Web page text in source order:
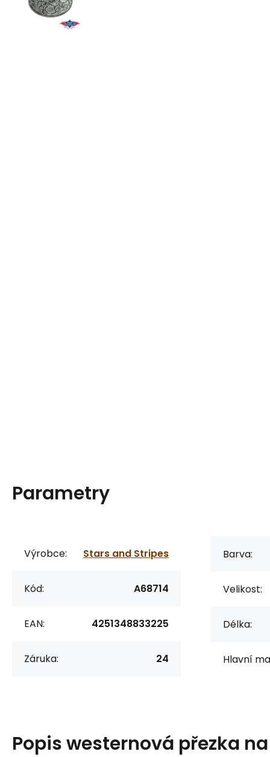
Parametry
Výrobce: Stars and Stripes
Kód: A68714
EAN: 4251348833225
Záruka: 24
Barva:
Velikost:
Délka:
Hlavní
Popiswesternová přezka